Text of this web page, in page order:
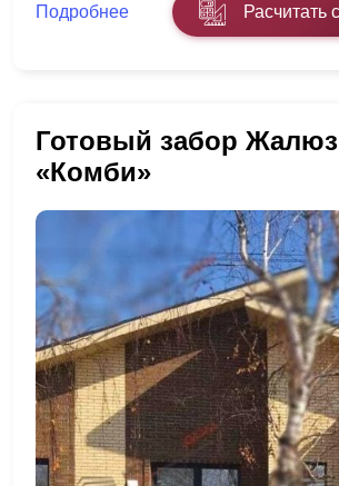
Подробнее Расчитать
Готовый забор
«Комби»